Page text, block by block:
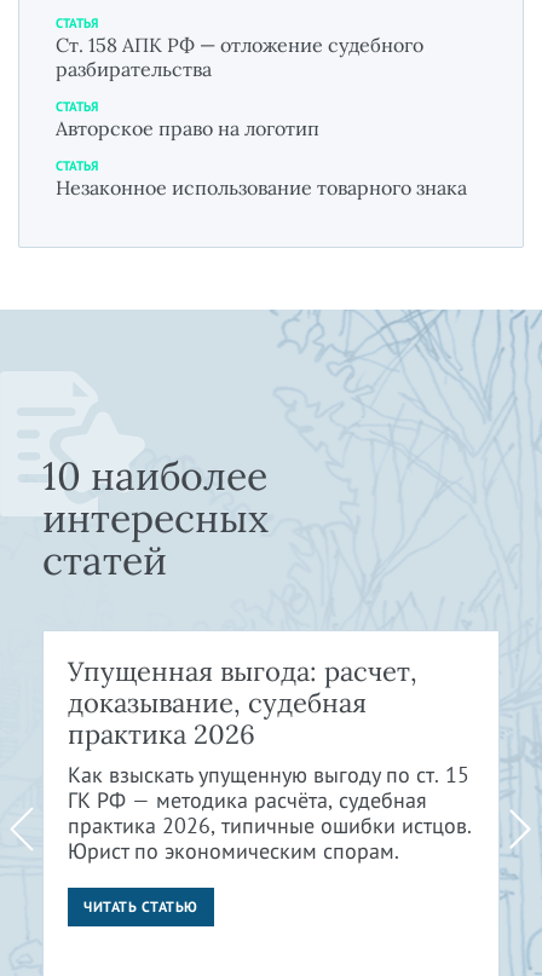
СТАТЬЯ
Ст. 158 АПК РФ — отложение судебного
разбирательства
СТАТЬЯ
Авторское право на логотип
СТАТЬЯ
Незаконное использование товарного знака
10 наиболее
интересных
статей
Упущенная выгода: расчет,
доказывание, судебная
практика 2026
Как взыскать упущенную выгоду по ст. 15
ГК РФ — методика расчёта, судебная
практика 2026, типичные ошибки истцов.
Юрист по экономическим спорам.
ЧИТАТЬ СТАТЬЮ